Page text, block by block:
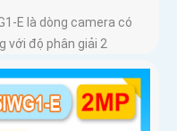
E là dòng camera có
với độ phân giải 2